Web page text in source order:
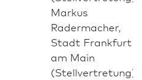
Markus
Radermacher,
Stadt Frank­furt
am Main
(Stellvertretung)